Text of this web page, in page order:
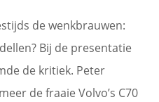
de wenkbrauwen:
Bij de presentatie
de kritiek. Peter
de fraaie Volvo’s C70